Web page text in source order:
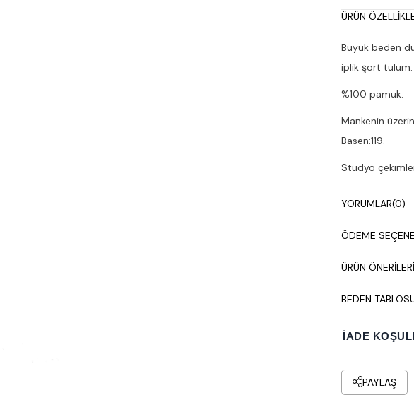
ÜRÜN
Büyük beden
iplik şort tulum.
%100 pamuk.
Mankenin
Basen:119.
Stüdyo
YORUMLAR(0)
ÖDEME
ÜRÜN ÖNERILERI
BEDEN
İADE
PAYLAŞ